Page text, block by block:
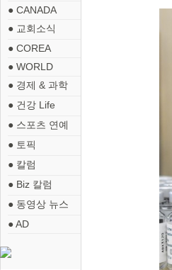
● CANADA
● 교회소식
● COREA
● WORLD
● 경제 & 과학
● 건강 Life
● 스포츠 연예
● 토픽
● 칼럼
● Biz 칼럼
● 동영상 뉴스
● AD